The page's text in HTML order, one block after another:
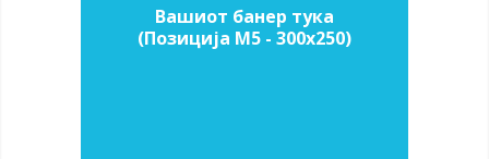
Вашиот банер тука
(Позиција M5 - 300х250)